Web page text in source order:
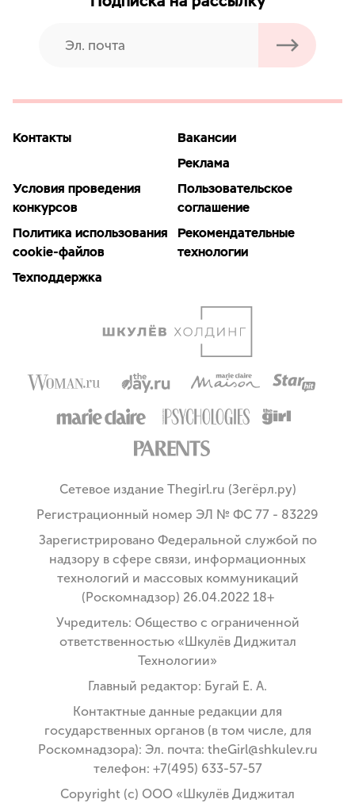
Контакты
Вакансии
Реклама
Условия проведения
конкурсов
Пользовательское
соглашение
Политика использования
cookie-файлов
Рекомендательные
технологии
Техподдержка
Сетевое издание Thegirl.ru (Зегёрл.ру)
Регистрационный номер ЭЛ № ФС 77 - 83229
Зарегистрировано Федеральной службой по
надзору в сфере связи, информационных
технологий и массовых коммуникаций
(Роскомнадзор) 26.04.2022 18+
Учредитель: Общество с ограниченной
ответственностью «Шкулёв Диджитал
Технологии»
Главный редактор: Бугай Е. А.
Контактные данные редакции для
государственных органов (в том числе, для
Роскомнадзора): Эл. почта: theGirl@shkulev.ru
телефон: +7(495) 633-57-57
Copyright (с) ООО «Шкулёв Диджитал